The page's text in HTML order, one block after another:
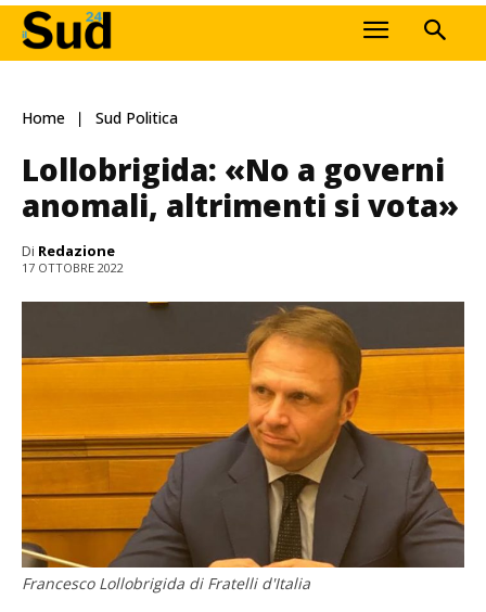
Home Sud Politica
Lollobrigida: «No a governi
anomali, altrimenti si vota»
Di Redazione
17 OTTOBRE 2022
Francesco Lollobrigida di Fratelli d'Italia